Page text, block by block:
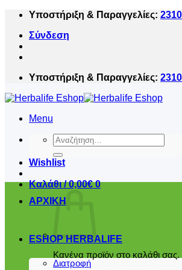
Μετάβαση
περιεχόμενο
Υποστήριξη & Παραγγελίες:
Σύνδεση
Υποστήριξη & Παραγγελίες:
Menu
Αναζήτηση
για:
Wishlist
Καλάθι /0,00€ 0
Κανένα προϊόν στο καλάθι σας.
ΑΡΧΙΚΗ
ESHOP HERBALIFE
Διατροφή